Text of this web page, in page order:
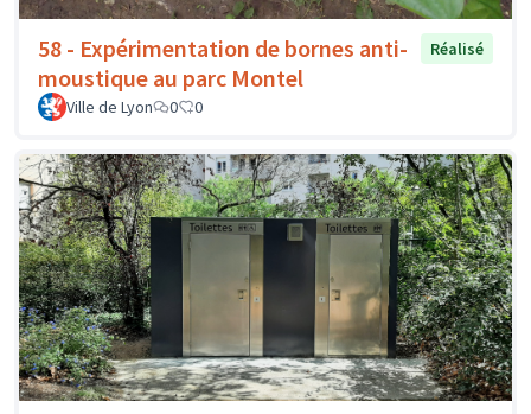
58 - Expérimentation de bornes anti-
moustique au parc Montel
Réalisé
Ville de Lyon 0 0